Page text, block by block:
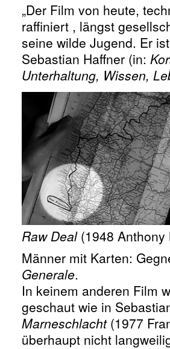
„Der Film von heute,
raffiniert , längst
seine wilde Jugend. Er
Sebastian Haffner (in:
Unterhaltung, Wissen,
Raw Deal(1948 Anthony
Männer mit Karten:
Generale.
In keinem anderen Film
geschaut wie in
Marneschlacht(1977
überhaupt nicht